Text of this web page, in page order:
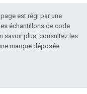
est régi par une
échantillons de code
savoir plus, consultez les
marque déposée